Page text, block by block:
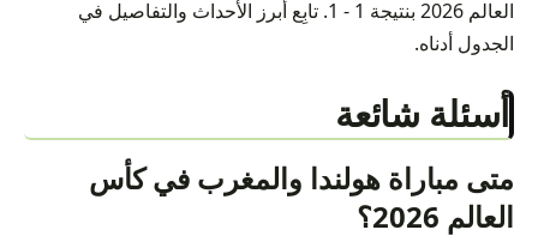
العالم 2026 بنتيجة 1 - 1. تابِع أبرز الأحداث والتفاصيل في
الجدول أدناه.
أسئلة شائعة
متى مباراة هولندا والمغرب في كأس
العالم 2026؟